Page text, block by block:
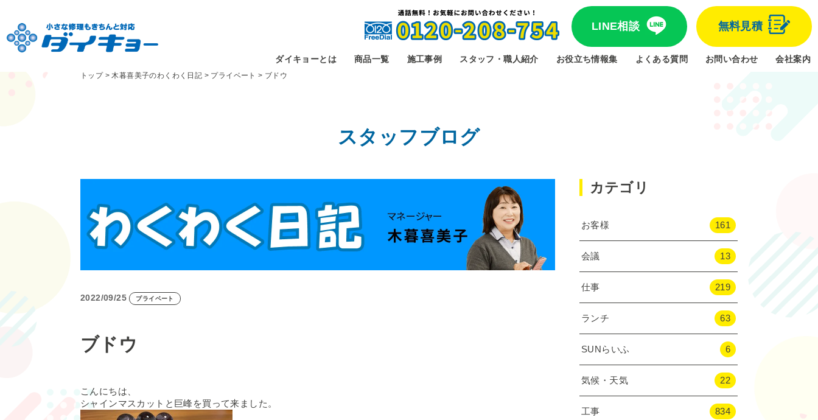
LINE相談 無料見積
ダイキョーとは 商品一覧 施工事例 スタッフ・職人紹介 お役立ち情報集 よくある質問 お問い合わせ 会社案内
トップ>木暮喜美子のわくわく日記 > プライベート > ブドウ
スタッフブログ
2022/09/25 プライベート
ブドウ
こんにちは、
シャインマスカットと巨峰を買って来ました。
カテゴリ
お客様 161
会議 13
仕事 219
ランチ 63
SUNらいふ 6
気候・天気 22
工事 834